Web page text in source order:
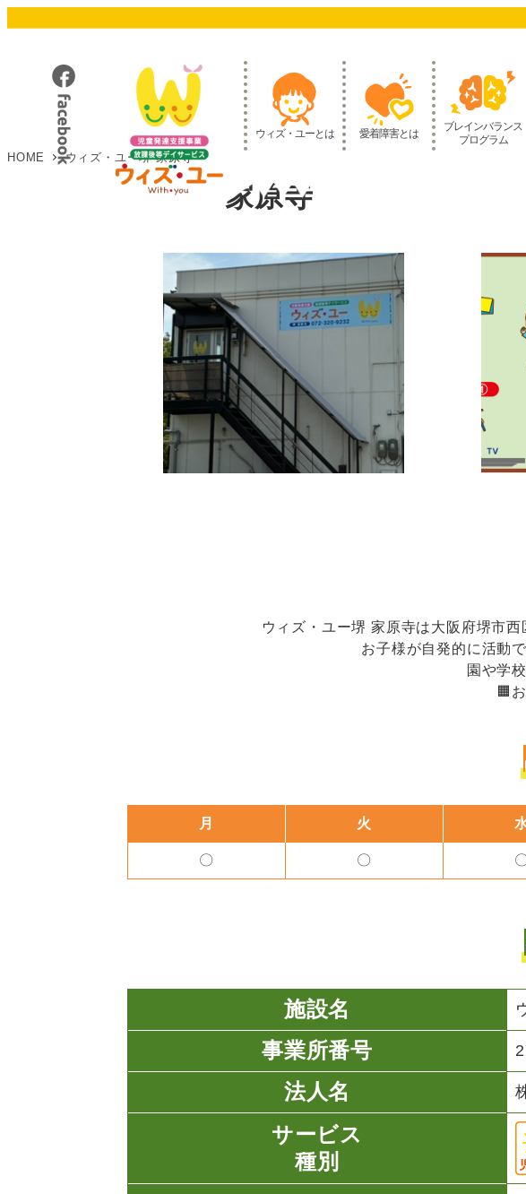
ウィズ・ユーとは 愛着障害とは
ブレインバランス
プログラム
HOME ウィズ・ユー堺 家原寺
ウィズ・ユー堺 家原寺
ウィズ・ユー堺 家原寺は大阪府堺市
お子様が自発的に活動
園や学
🟧
月 火
〇 〇
施設名
事業所番号
法人名
サービス
種別